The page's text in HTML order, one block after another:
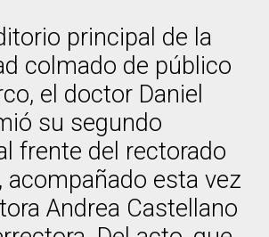
principal de la
colmado de público
el doctor Daniel
su segundo
frente del rectorado
acompañado esta vez
Andrea Castellano